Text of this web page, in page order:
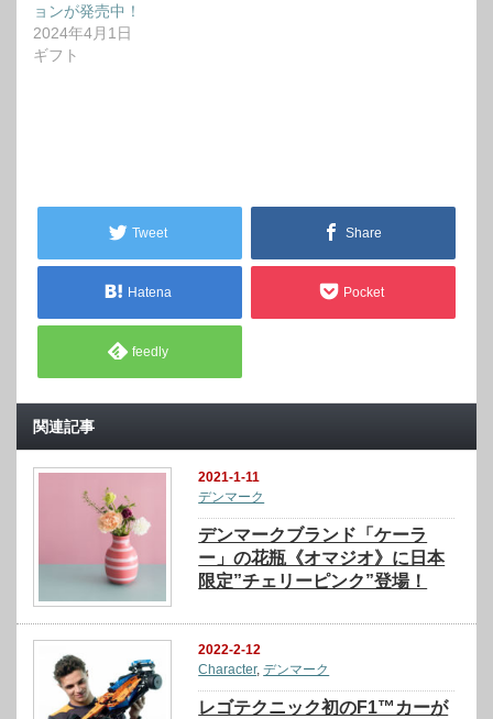
ョンが発売中！
2024年4月1日
ギフト
Tweet Share
Hatena Pocket
feedly
関連記事
2021-1-11
デンマーク
デンマークブランド「ケーラ
ー」の花瓶《オマジオ》に日本
限定”チェリーピンク”登場！
2022-2-12
Character,デンマーク
レゴテクニック初のF1™カーが